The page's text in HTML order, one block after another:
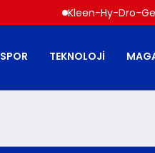
Kleen-Hy-Dro-Gen
SPOR TEKNOLOJI